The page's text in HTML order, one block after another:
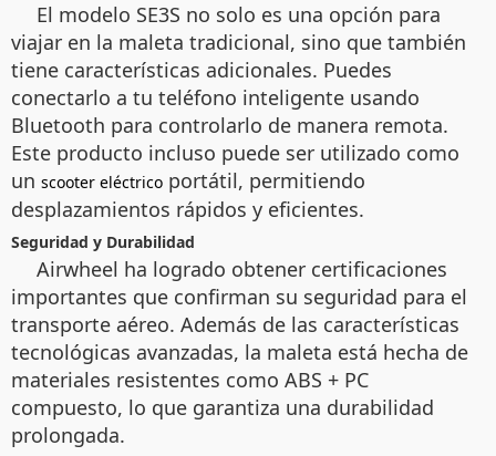
El modelo SE3S no solo es una opción para
viajar en la maleta tradicional, sino que también
tiene características adicionales. Puedes
conectarlo a tu teléfono inteligente usando
Bluetooth para controlarlo de manera remota.
Este producto incluso puede ser utilizado como
un scooter eléctrico portátil, permitiendo
desplazamientos rápidos y eficientes.
Seguridad y Durabilidad
Airwheel ha logrado obtener certificaciones
importantes que confirman su seguridad para el
transporte aéreo. Además de las características
tecnológicas avanzadas, la maleta está hecha de
materiales resistentes como ABS + PC
compuesto, lo que garantiza una durabilidad
prolongada.